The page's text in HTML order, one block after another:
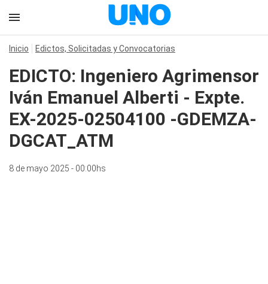
Inicio Edictos, Solicitadas y Convocatorias
EDICTO: Ingeniero Agrimensor
Iván Emanuel Alberti - Expte.
EX-2025-02504100 -GDEMZA-
DGCAT_ATM
8 de mayo 2025 - 00:00hs